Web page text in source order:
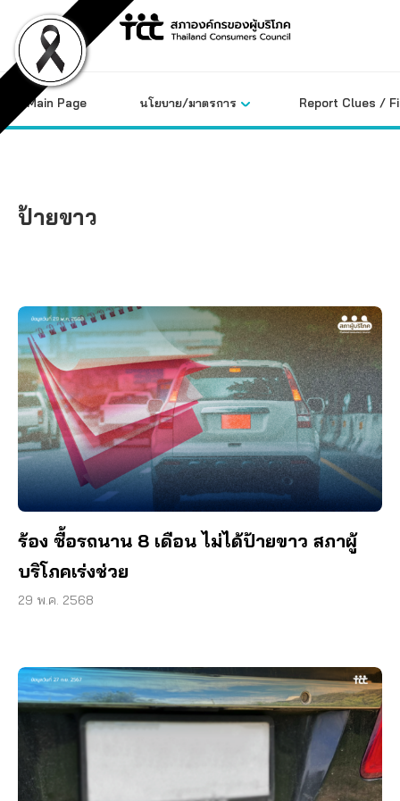
content
Main Page นโยบาย/มาตรการ Report Clues /
ป้ายขาว
ร้อง ซื้อรถนาน 8 เดือน ไม่ได้ป้ายขาว สภาผู้
บริโภคเร่งช่วย
29 พ.ค. 2568